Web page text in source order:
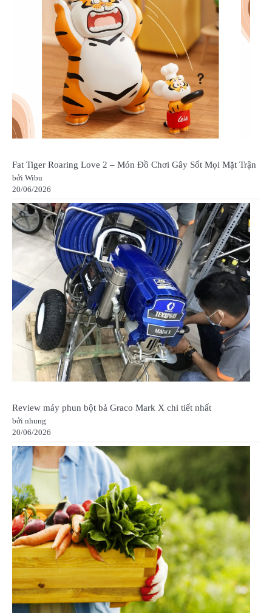
Fat Tiger Roaring Love 2 – Món Đồ Chơi Gây Sốt Mọi Mặt Trận
bởi Wibu
20/06/2026
Review máy phun bột bả Graco Mark X chi tiết nhất
bởi nhung
20/06/2026